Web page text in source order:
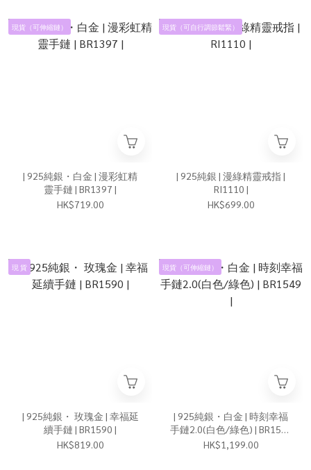
現貨（可伸縮鏈）
| 925純銀・白金 | 漫彩虹精
靈手鏈 | BR1397 |
HK$719.00
現貨（可自行調節鬆緊）
| 925純銀 | 漫綠精靈戒指 |
RI1110 |
HK$699.00
現 貨
| 925純銀・ 玫瑰金 | 幸福延
續手鏈 | BR1590 |
HK$819.00
現貨（可伸縮鏈）
| 925純銀・白金 | 時刻幸福
手鏈2.0(白色/綠色) | BR1549
|
HK$1,199.00